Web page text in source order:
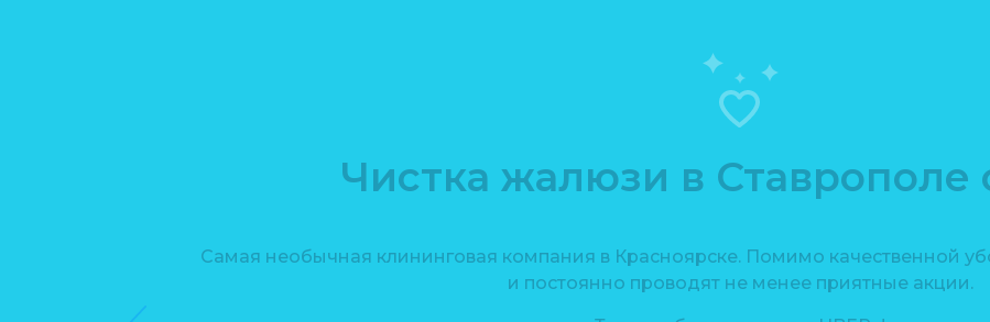
Чистка жалюзи в Ставрополе
Самая необычная клининговая компания в Красноярске. Помимо качественной
и постоянно проводят не менее приятные акции.